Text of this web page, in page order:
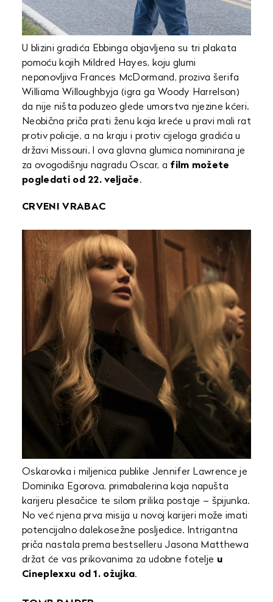
U blizini gradića Ebbinga objavljena su tri plakata
pomoću kojih Mildred Hayes, koju glumi
neponovljiva Frances McDormand, proziva šerifa
Williama Willoughbyja (igra ga Woody Harrelson)
da nije ništa poduzeo glede umorstva njezine kćeri.
Neobična priča prati ženu koja kreće u pravi mali rat
protiv policije, a na kraju i protiv cijeloga gradića u
državi Missouri. I ova glavna glumica nominirana je
za ovogodišnju nagradu Oscar, a film možete
pogledati od 22. veljače.
CRVENI VRABAC
Oskarovka i miljenica publike Jennifer Lawrence je
Dominika Egorova, primabalerina koja napušta
karijeru plesačice te silom prilika postaje – špijunka.
No već njena prva misija u novoj karijeri može imati
potencijalno dalekosežne posljedice. Intrigantna
priča nastala prema bestselleru Jasona Matthewa
držat će vas prikovanima za udobne fotelje u
Cineplexxu od 1. ožujka.